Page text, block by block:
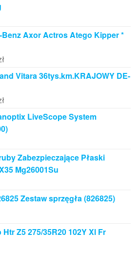
Benz Axor Actros Atego Kipper *
Vitara 36tys.km.KRAJOWY DE-
LiveScope System
Zabezpieczające Płaski
Mg26001Su
Zestaw sprzęgła (826825)
Z5 275/35R20 102Y Xl Fr